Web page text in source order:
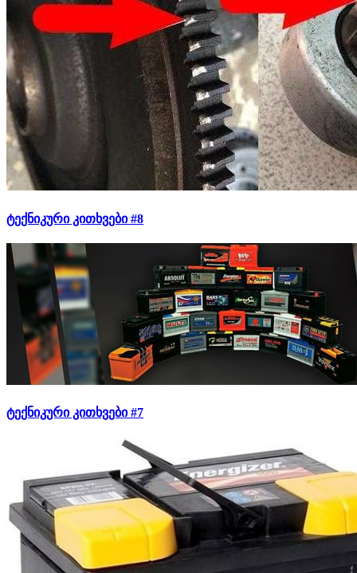
ტექნიკური კითხვები #8
ტექნიკური კითხვები #7